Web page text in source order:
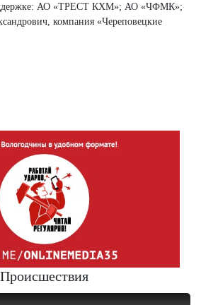
АО «ТРЕСТ КХМ»; АО «ЧФМК»;
компания «Череповецкие
Происшествия